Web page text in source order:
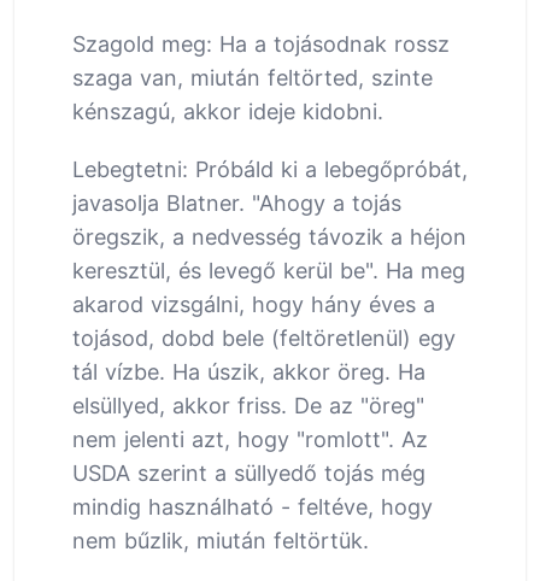
Szagold meg: Ha a tojásodnak rossz
szaga van, miután feltörted, szinte
kénszagú, akkor ideje kidobni.
Lebegtetni: Próbáld ki a lebegőpróbát,
javasolja Blatner. "Ahogy a tojás
öregszik, a nedvesség távozik a héjon
keresztül, és levegő kerül be". Ha meg
akarod vizsgálni, hogy hány éves a
tojásod, dobd bele (feltöretlenül) egy
tál vízbe. Ha úszik, akkor öreg. Ha
elsüllyed, akkor friss. De az "öreg"
nem jelenti azt, hogy "romlott". Az
USDA szerint a süllyedő tojás még
mindig használható - feltéve, hogy
nem bűzlik, miután feltörtük.